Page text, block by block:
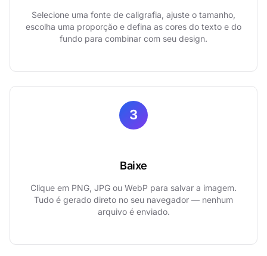
Selecione uma fonte de caligrafia, ajuste o tamanho,
escolha uma proporção e defina as cores do texto e do
fundo para combinar com seu design.
3
Baixe
Clique em PNG, JPG ou WebP para salvar a imagem.
Tudo é gerado direto no seu navegador — nenhum
arquivo é enviado.